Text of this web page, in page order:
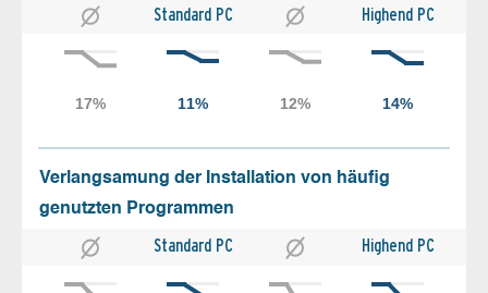
Standard PC Highend PC
Verlangsamung der Installation von häufig
genutzten Programmen
Standard PC Highend PC